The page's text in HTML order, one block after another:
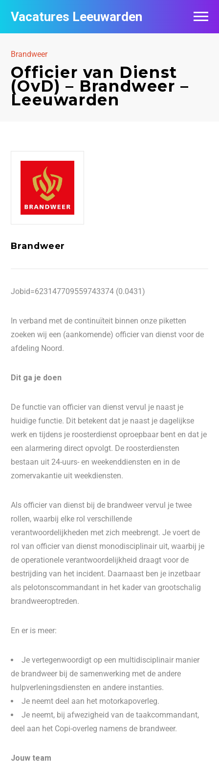
Vacatures Leeuwarden
Brandweer
Officier van Dienst
(OvD) – Brandweer –
Leeuwarden
Brandweer
Jobid=623147709559743374 (0.0431)
In verband met de continuïteit binnen onze piketten
zoeken wij een (aankomende) officier van dienst voor de
afdeling Noord.
Dit ga je doen
De functie van officier van dienst vervul je naast je
huidige functie. Dit betekent dat je naast je dagelijkse
werk en tijdens je roosterdienst oproepbaar bent en dat je
een alarmering direct opvolgt. De roosterdiensten
bestaan uit 24-uurs- en weekenddiensten en in de
zomervakantie uit weekdiensten.
Als officier van dienst bij de brandweer vervul je twee
rollen, waarbij elke rol verschillende
verantwoordelijkheden met zich meebrengt. Je voert de
rol van officier van dienst monodisciplinair uit, waarbij je
de operationele verantwoordelijkheid draagt voor de
bestrijding van het incident. Daarnaast ben je inzetbaar
als pelotonscommandant in het kader van grootschalig
brandweeroptreden.
En er is meer:
Je vertegenwoordigt op een multidisciplinair manier
de brandweer bij de samenwerking met de andere
hulpverleningsdiensten en andere instanties.
Je neemt deel aan het motorkapoverleg.
Je neemt, bij afwezigheid van de taakcommandant,
deel aan het Copi-overleg namens de brandweer.
Jouw team
Vacatures per bedrijf
Nieuwsbrief feed